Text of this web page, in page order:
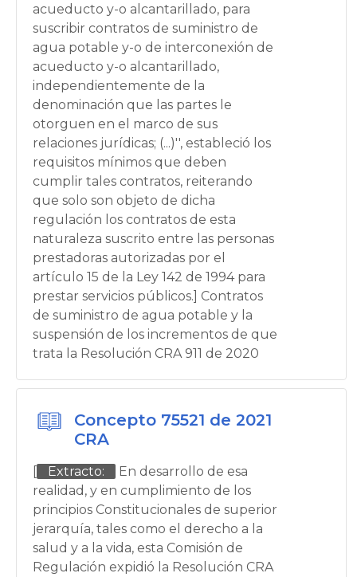
acueducto y-o alcantarillado, para
suscribir contratos de suministro de
agua potable y-o de interconexión de
acueducto y-o alcantarillado,
independientemente de la
denominación que las partes le
otorguen en el marco de sus
relaciones jurídicas; (...)'', estableció los
requisitos mínimos que deben
cumplir tales contratos, reiterando
que solo son objeto de dicha
regulación los contratos de esta
naturaleza suscrito entre las personas
prestadoras autorizadas por el
artículo 15 de la Ley 142 de 1994 para
prestar servicios públicos.] Contratos
de suministro de agua potable y la
suspensión de los incrementos de que
trata la Resolución CRA 911 de 2020
Concepto 75521 de 2021
CRA
[ Extracto:
En desarrollo de esa
realidad, y en cumplimiento de los
principios Constitucionales de superior
jerarquía, tales como el derecho a la
salud y a la vida, esta Comisión de
Regulación expidió la Resolución CRA